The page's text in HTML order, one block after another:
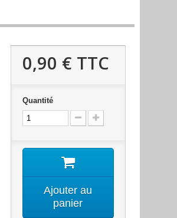
0,90 € TTC
Quantité
Ajouter au
panier